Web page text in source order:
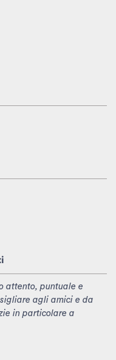
attento, puntuale e
agli amici e da
in particolare a